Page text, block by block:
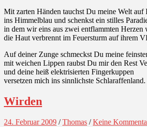
Mit zarten Händen tauchst Du meine Welt auf
ins Himmelblau und schenkst ein stilles
in dem wir eins aus zwei entflammten Herzen
die Haut verbrennt im Feuersturm auf ihrem
Auf deiner Zunge schmeckst Du meine
mit weichen Lippen raubst Du mir den Rest
und deine heiß elektrisierten Fingerkuppen
versetzen mich ins sinnlichste Schlaraffenland.
Wirden
24. Februar 2009 /Thomas /Keine